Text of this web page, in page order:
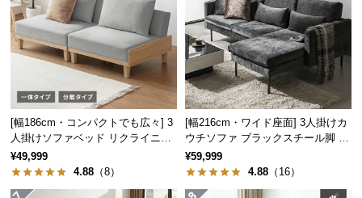
開
梱
設
サ
ー
ビ
ス
に
つ
シーンを選ばないデザイン性
シンプルで重厚感のあるデザインは置く場所を選ば
ず、日常からビジネスまで様々な場面でお使い頂け
ます。
[幅186cm・コンパクトでも広々] 3
人掛けソファベッド リクライニン
グ 天然木フレーム 北欧
¥49,999
4.88 （8）
[幅216cm・ワイド座面] 3人掛けカ
ウチソファ ブラックスチール脚 L
字 ホテルライク 高級感
¥59,999
4.88 （16）